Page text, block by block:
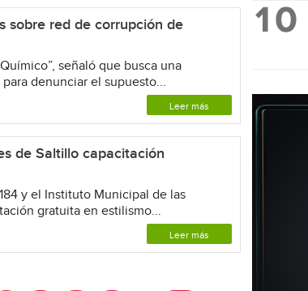
sobre red de corrupción de
señaló que busca una
denunciar el supuesto...
Leer más
de Saltillo capacitación
y el Instituto Municipal de las
gratuita en estilismo...
Leer más